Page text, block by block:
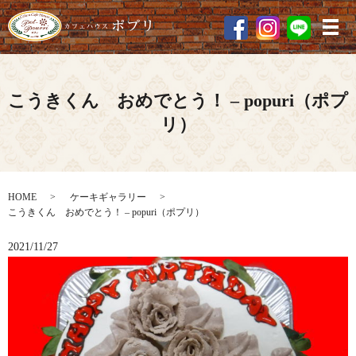
メ
こうきくん おめでとう！ – popuri（ポプ
リ）
HOME
ケーキギャラリー
こうきくん おめでとう！ – popuri（ポプリ）
2021/11/27